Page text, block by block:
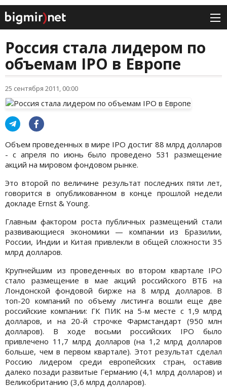
Россия стала лидером по
объемам IPO в Европе
25 сентября 2011, 00:00
Объем проведенных в мире IPO достиг 88 млрд долларов
- с апреля по июнь было проведено 531 размещение
акций на мировом фондовом рынке.
Это второй по величине результат последних пяти лет,
говорится в опубликованном в конце прошлой недели
докладе Ernst & Young.
Главным фактором роста публичных размещений стали
развивающиеся экономики — компании из Бразилии,
России, Индии и Китая привлекли в общей сложности 35
млрд долларов.
Крупнейшим из проведенных во втором квартале IPO
стало размещение в мае акций российского ВТБ на
Лондонской фондовой бирже на 8 млрд долларов. В
тoп-20 компаний по объему листинга вошли еще две
российские компании: ГК ПИК на 5-м месте с 1,9 млрд
долларов, и на 20-й строчке Фармстандарт (950 млн
долларов). В ходе восьми российских IPO было
привлечено 11,7 млрд долларов (на 1,2 млрд долларов
больше, чем в первом квартале). Этот результат сделал
Россию лидером среди европейских стран, оставив
далеко позади развитые Германию (4,1 млрд долларов) и
Великобританию (3,6 млрд долларов).